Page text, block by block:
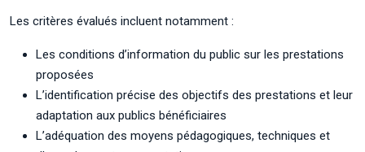
Les critères évalués incluent notamment :
Les conditions d’information du public sur les prestations
proposées
L’identification précise des objectifs des prestations et leur
adaptation aux publics bénéficiaires
L’adéquation des moyens pédagogiques, techniques et